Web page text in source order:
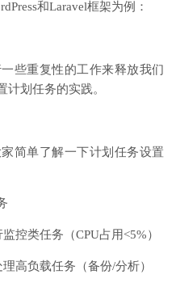
和Laravel框架为例：
些重复性的工作来释放我们
计划任务的实践。
简单了解一下计划任务设置
控类任务（CPU占用<5%）
高负载任务（备份/分析）